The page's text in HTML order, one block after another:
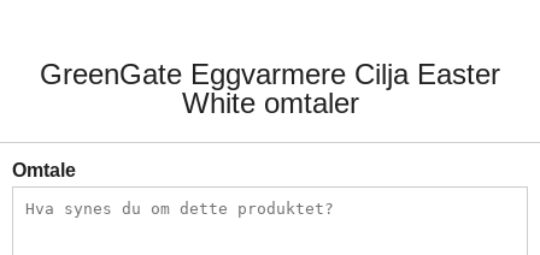
GreenGate Eggvarmere Cilja Easter
White omtaler
Omtale